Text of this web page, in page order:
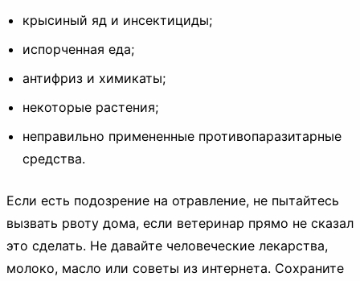
крысиный яд и инсектициды;
испорченная еда;
антифриз и химикаты;
некоторые растения;
неправильно примененные противопаразитарные
средства.
Если есть подозрение на отравление, не пытайтесь
вызвать рвоту дома, если ветеринар прямо не сказал
это сделать. Не давайте человеческие лекарства,
молоко, масло или советы из интернета. Сохраните